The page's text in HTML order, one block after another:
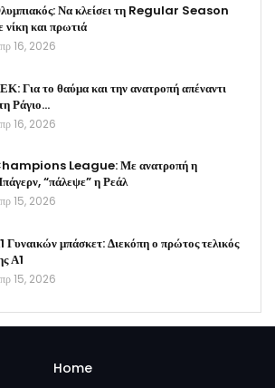
Να κλείσει τη Regular Season
νίκη και πρωτιά
16, 2026
Για το θαύμα και την ανατροπή απέναντι
Ράγιο…
16, 2026
League: Με ανατροπή η
“πάλεψε” η Ρεάλ
15, 2026
Γυναικών μπάσκετ: Διεκόπη ο πρώτος τελικός
Α1
15, 2026
Home